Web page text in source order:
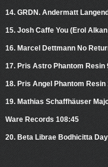
14. GRDN. Andermatt
15. Josh Caffe You (Erol
16. Marcel Dettmann No
17. Pris Astro Phantom Resin
18. Pris Angel Phantom Resin
19. Mathias Schaffhäuser
Ware Records 108:45
20. Beta Librae Bodhicitta